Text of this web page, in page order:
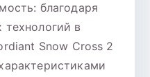
благодаря
в
Snow Cross 2